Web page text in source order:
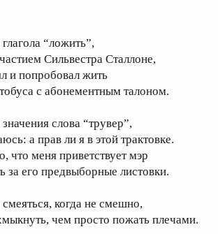
“ложить”,
Сильвестра Сталлоне,
и попробовал жить
с абонементным талоном.
слова “трувер”,
а прав ли я в этой трактовке.
что меня приветствует мэр
за его предвыборные листовки.
когда не смешно,
чем просто пожать плечами.